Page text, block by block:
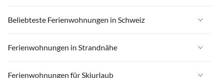
Ferienwohnungen in Schweiz
Ferienwohnungen in Wallis
Ferienwohnungen in Saas-Fee / Saastal
Beliebteste Ferienwohnungen in Schweiz
Ferienwohnungen in Schweiz
Ferienwohnungen in Wallis
Ferienwohnungen in Strandnähe
Ferienwohnungen in Strandnähe in Schweiz
Ferienwohnungen für Skiurlaub